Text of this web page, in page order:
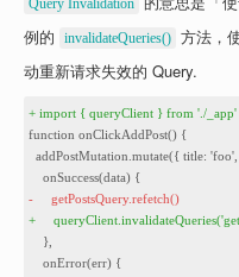
Query Invalidation
例的
invalidateQueries() 方法，
动重新请求失效的 Query.
+ import { queryClient } from './_app'
function onClickAddPost() {
addPostMutation.mutate({ title:
onSuccess(data) {
- getPostsQuery.refetch()
+
},
onError(err) {